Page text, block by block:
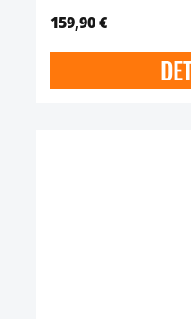
159,90 €